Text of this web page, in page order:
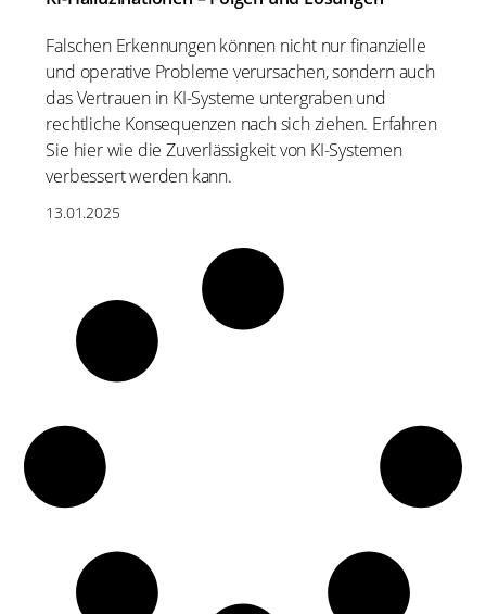
Falschen Erkennungen können nicht nur finanzielle
und operative Probleme verursachen, sondern auch
das Vertrauen in KI-Systeme untergraben und
rechtliche Konsequenzen nach sich ziehen. Erfahren
Sie hier wie die Zuverlässigkeit von KI-Systemen
verbessert werden kann.
13.01.2025